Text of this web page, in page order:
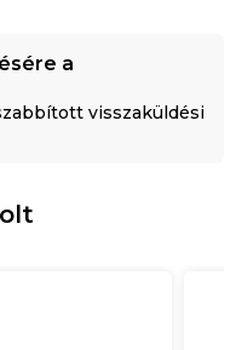
a
visszaküldési